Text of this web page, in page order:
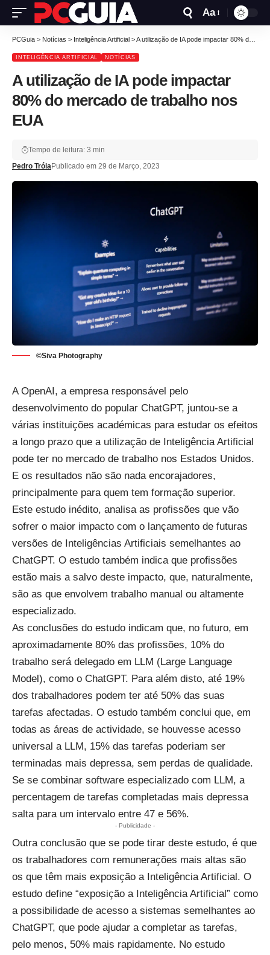
Aa
PCGuia > Notícias > Inteligência Artificial >A utilização de IA pode impactar 80% do mercado de trabalho nos EUA
INTELIGÊNCIA ARTIFICIAL NOTÍCIAS
A utilização de IA pode impactar
80% do mercado de trabalho nos
EUA
Pedro TróiaPublicado em 29 de Março, 2023
Tempo de leitura: 3 min
©Siva Photography
A OpenAI, a empresa responsável pelo
desenvolvimento do popular ChatGPT, juntou-se a
várias instituições académicas para estudar os efeitos
a longo prazo que a utilização de Inteligência Artificial
pode ter no mercado de trabalho nos Estados Unidos.
E os resultados não são nada encorajadores,
principalmente para quem tem formação superior.
Este estudo inédito, analisa as profissões que vão
sofrer o maior impacto com o lançamento de futuras
versões de Inteligências Artificiais semelhantes ao
ChatGPT. O estudo também indica que profissões
estão mais a salvo deste impacto, que, naturalmente,
são as que envolvem trabalho manual ou altamente
especializado.
As conclusões do estudo indicam que, no futuro, em
aproximadamente 80% das profissões, 10% do
trabalho será delegado em LLM (Large Language
Model), como o ChatGPT. Para além disto, até 19%
dos trabalhadores podem ter até 50% das suas
tarefas afectadas. O estudo também conclui que, em
todas as áreas de actividade, se houvesse acesso
universal a LLM, 15% das tarefas poderiam ser
terminadas mais depressa, sem perdas de qualidade.
Se se combinar software especializado com LLM, a
percentagem de tarefas completadas mais depressa
salta para um intervalo entre 47 e 56%.
- Publicidade -
Outra conclusão que se pode tirar deste estudo, é que
os trabalhadores com remunerações mais altas são
os que têm mais exposição a Inteligência Artificial. O
estudo define “exposição a Inteligência Artificial” como
a possibilidade de acesso a sistemas semelhantes ao
ChatGPT, que pode ajudar a completar as tarefas,
pelo menos, 50% mais rapidamente. No estudo